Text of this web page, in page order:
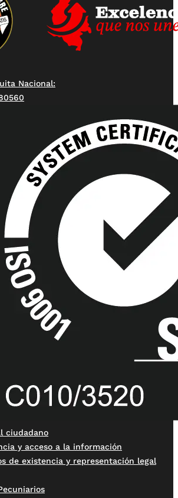
Nacional:
ciudadano
y acceso a la información
de existencia y representación legal